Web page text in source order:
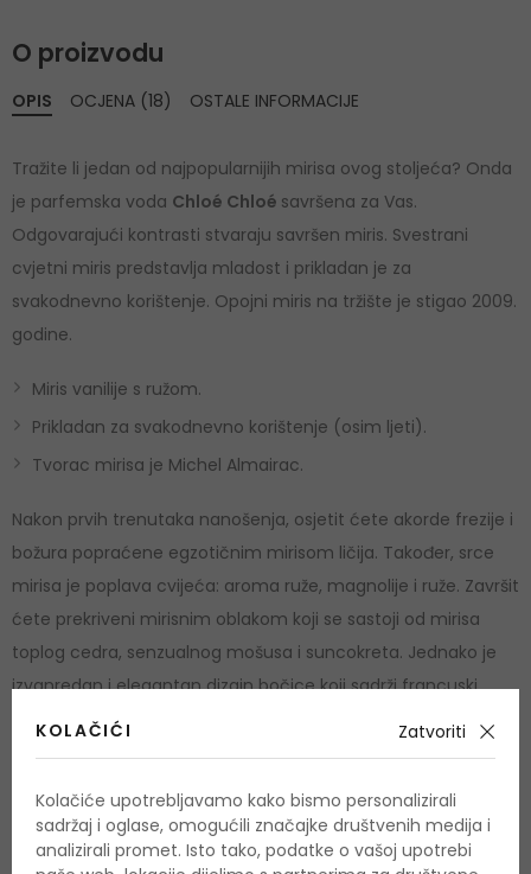
O proizvodu
OPIS
Tražite li jedan od najpopularnijih mirisa ovog stoljeća? Onda
je parfemska voda Chloé Chloé savršena za Vas.
Odgovarajući kontrasti stvaraju savršen miris. Svestrani
cvjetni miris predstavlja mladost i prikladan je za
svakodnevno korištenje. Opojni miris na tržište je stigao 2009.
godine.
Miris vanilije s ružom.
Prikladan za svakodnevno korištenje (osim ljeti).
Tvorac mirisa je Michel Almairac.
Nakon prvih trenutaka nanošenja, osjetit ćete akorde frezije i
božura popraćene egzotičnim mirisom ličija. Također, srce
mirisa je poplava cvijeća: aroma ruže, magnolije i ruže. Završit
ćete prekriveni mirisnim oblakom koji se sastoji od mirisa
toplog cedra, senzualnog mošusa i suncokreta. Jednako je
izvanredan i elegantan dizajn bočice koji sadrži francuski
glamur.
Parfemski proizvodi namijenjeni su odraslima. Sadrže alkohol,
zapaljivi su i, ako se pogrešno koriste, također su opasni.
OCJENA (18) OSTALE INFORMACIJE
KOLAČIĆI Zatvoriti
Kolačiće upotrebljavamo kako bismo personalizirali
sadržaj i oglase, omogućili značajke društvenih medija i
analizirali promet. Isto tako, podatke o vašoj upotrebi